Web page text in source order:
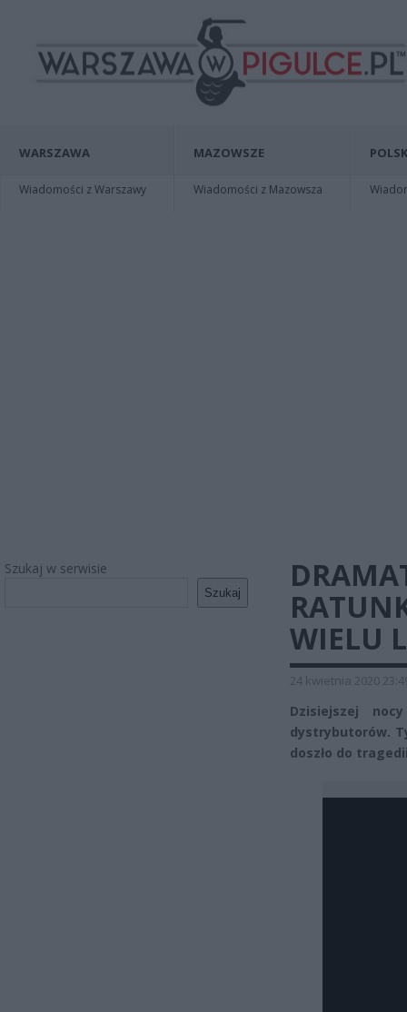
WARSZAWA
Wiadomości z Warszawy
MAZOWSZE
Wiadomości z Mazowsza
Szukaj w serwisie
Szukaj
WIELU
24 kwietnia 2020
Dzisiejszej
dystrybutorów.
doszło do